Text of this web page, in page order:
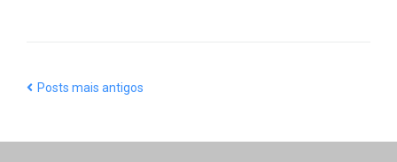
Posts mais antigos